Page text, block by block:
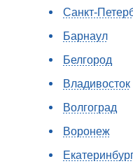
Санкт-
Барнаул
Белгород
Владивосток
Волгоград
Воронеж